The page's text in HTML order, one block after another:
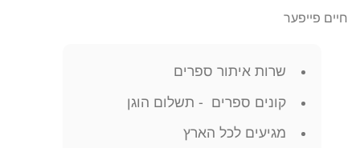
חיים פייפער
שרות איתור ספרים
קונים ספרים - תשלום הוגן
מגיעים לכל הארץ